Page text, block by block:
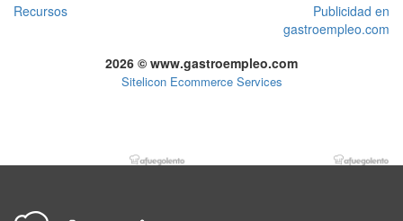
Recursos
Publicidad en
gastroempleo.com
2026 © www.gastroempleo.com
Sitelicon Ecommerce Services